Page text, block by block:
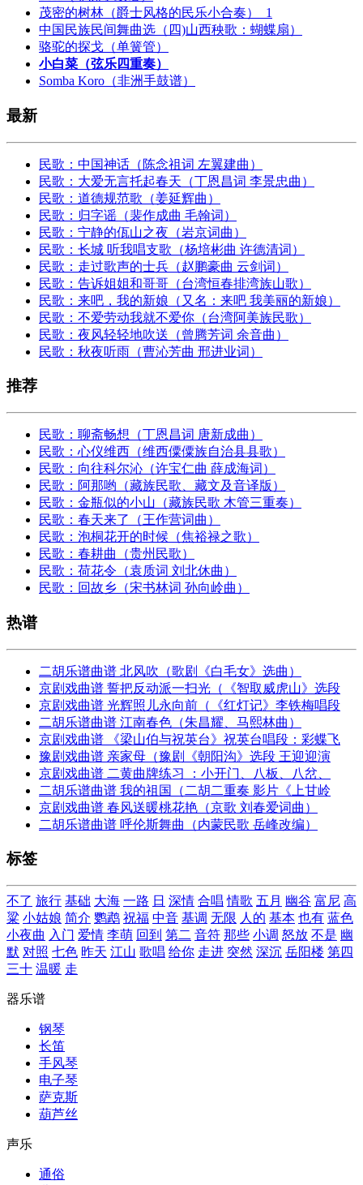
茂密的树林（爵士风格的民乐小合奏）_1
中国民族民间舞曲选（四)山西秧歌：蝴蝶扇）
骆驼的探戈（单簧管）
小白菜（弦乐四重奏）
Somba Koro（非洲手鼓谱）
最新
民歌：中国神话（陈念祖词 左翼建曲）
民歌：大爱无言托起春天（丁恩昌词 李景忠曲）
民歌：道德规范歌（姜延辉曲）
民歌：归字谣（裴作成曲 毛翰词）
民歌：宁静的佤山之夜（岩京词曲）
民歌：长城 听我唱支歌（杨培彬曲 许德清词）
民歌：走过歌声的士兵（赵鹏豪曲 云剑词）
民歌：告诉姐姐和哥哥（台湾恒春排湾族山歌）
民歌：来吧，我的新娘（又名：来吧 我美丽的新娘）
民歌：不爱劳动我就不爱你（台湾阿美族民歌）
民歌：夜风轻轻地吹送（曾腾芳词 余音曲）
民歌：秋夜听雨（曹沁芳曲 邢进业词）
推荐
民歌：聊斋畅想（丁恩昌词 唐新成曲）
民歌：心仪维西（维西僳僳族自治县县歌）
民歌：向往科尔沁（许宝仁曲 薛成海词）
民歌：阿那哟（藏族民歌、藏文及音译版）
民歌：金瓶似的小山（藏族民歌 木管三重奏）
民歌：春天来了（王作营词曲）
民歌：泡桐花开的时候（焦裕禄之歌）
民歌：春耕曲（贵州民歌）
民歌：荷花令（袁质词 刘北休曲）
民歌：回故乡（宋书林词 孙向岭曲）
热谱
二胡乐谱曲谱 北风吹（歌剧《白毛女》选曲）
京剧戏曲谱 誓把反动派一扫光（《智取威虎山》选段
京剧戏曲谱 光辉照儿永向前（《红灯记》李铁梅唱段
二胡乐谱曲谱 江南春色（朱昌耀、马熙林曲）
京剧戏曲谱 《梁山伯与祝英台》祝英台唱段：彩蝶飞
豫剧戏曲谱 亲家母（豫剧《朝阳沟》选段 王迎迎演
京剧戏曲谱 二黄曲牌练习 ：小开门、八板、八岔、
二胡乐谱曲谱 我的祖国（二胡二重奏 影片《上甘岭
京剧戏曲谱 春风送暖桃花艳（京歌 刘春爱词曲）
二胡乐谱曲谱 呼伦斯舞曲（内蒙民歌 岳峰改编）
标签
不了 旅行 基础 大海 一路 日 深情 合唱 情歌 五月 幽谷 富尼 高
粱 小姑娘 简介 鹦鹉 祝福 中音 基调 无限 人的 基本 也有 蓝色
小夜曲 入门 爱情 李萌 回到 第二 音符 那些 小调 怒放 不是 幽
默 对照 七色 昨天 江山 歌唱 给你 走进 突然 深沉 岳阳楼 第四
三十 温暖 走
器乐谱
钢琴
长笛
手风琴
电子琴
萨克斯
葫芦丝
声乐
通俗